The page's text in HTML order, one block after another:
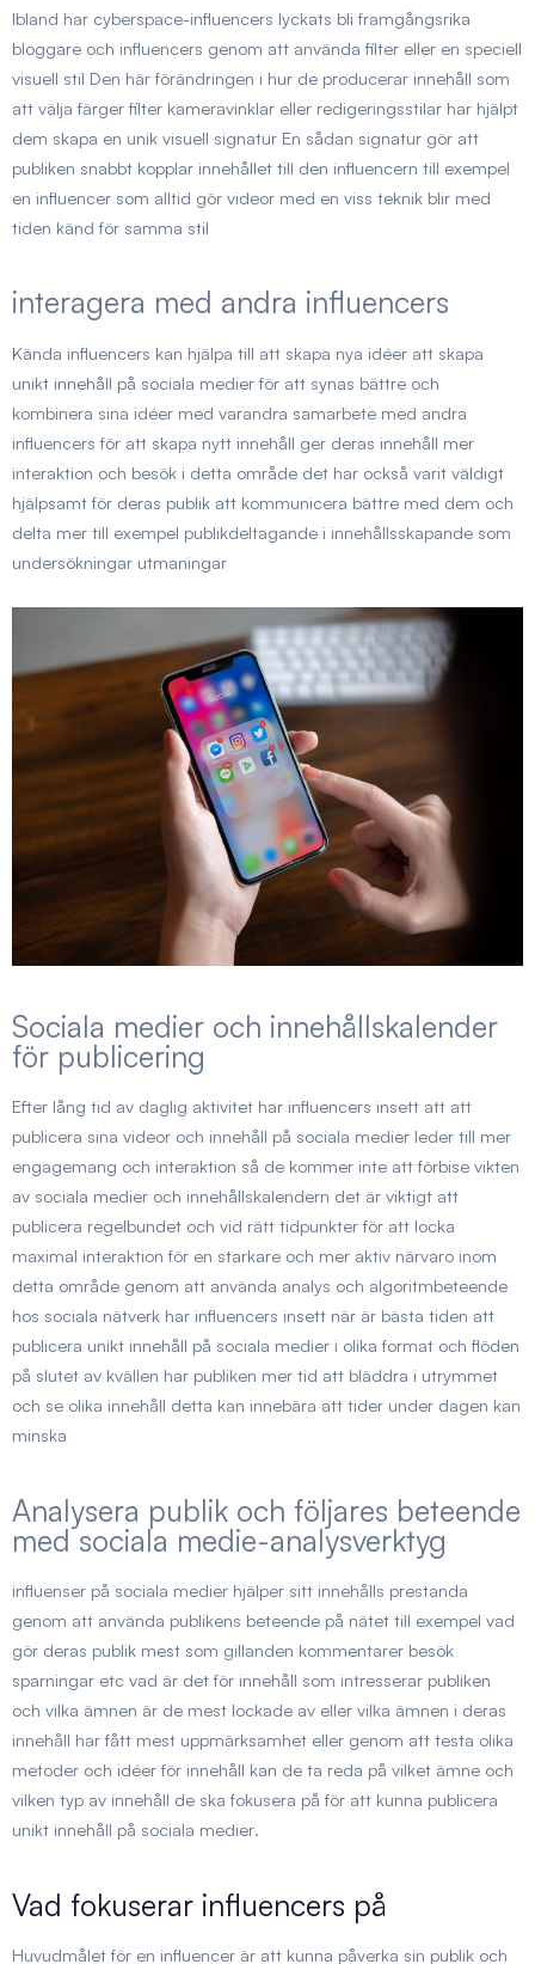
Ibland har cyberspace-influencers lyckats bli framgångsrika
bloggare och influencers genom att använda filter eller en speciell
visuell stil Den här förändringen i hur de producerar innehåll som
att välja färger filter kameravinklar eller redigeringsstilar har hjälpt
dem skapa en unik visuell signatur En sådan signatur gör att
publiken snabbt kopplar innehållet till den influencern till exempel
en influencer som alltid gör videor med en viss teknik blir med
tiden känd för samma stil
interagera med andra influencers
Kända influencers kan hjälpa till att skapa nya idéer att skapa
unikt innehåll på sociala medier för att synas bättre och
kombinera sina idéer med varandra samarbete med andra
influencers för att skapa nytt innehåll ger deras innehåll mer
interaktion och besök i detta område det har också varit väldigt
hjälpsamt för deras publik att kommunicera bättre med dem och
delta mer till exempel publikdeltagande i innehållsskapande som
undersökningar utmaningar
Sociala medier och innehållskalender
för publicering
Efter lång tid av daglig aktivitet har influencers insett att att
publicera sina videor och innehåll på sociala medier leder till mer
engagemang och interaktion så de kommer inte att förbise vikten
av sociala medier och innehållskalendern det är viktigt att
publicera regelbundet och vid rätt tidpunkter för att locka
maximal interaktion för en starkare och mer aktiv närvaro inom
detta område genom att använda analys och algoritmbeteende
hos sociala nätverk har influencers insett när är bästa tiden att
publicera unikt innehåll på sociala medier i olika format och flöden
på slutet av kvällen har publiken mer tid att bläddra i utrymmet
och se olika innehåll detta kan innebära att tider under dagen kan
minska
Analysera publik och följares beteende
med sociala medie-analysverktyg
influenser på sociala medier hjälper sitt innehålls prestanda
genom att använda publikens beteende på nätet till exempel vad
gör deras publik mest som gillanden kommentarer besök
sparningar etc vad är det för innehåll som intresserar publiken
och vilka ämnen är de mest lockade av eller vilka ämnen i deras
innehåll har fått mest uppmärksamhet eller genom att testa olika
metoder och idéer för innehåll kan de ta reda på vilket ämne och
vilken typ av innehåll de ska fokusera på för att kunna publicera
unikt innehåll på sociala medier.
Vad fokuserar influencers på
Huvudmålet för en influencer är att kunna påverka sin publik och